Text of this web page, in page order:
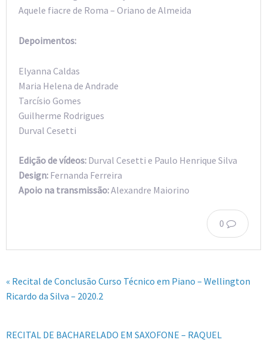
Aquele fiacre de Roma – Oriano de Almeida
Depoimentos:
Elyanna Caldas
Maria Helena de Andrade
Tarcísio Gomes
Guilherme Rodrigues
Durval Cesetti
Edição de vídeos: Durval Cesetti e Paulo Henrique Silva
Design: Fernanda Ferreira
Apoio na transmissão:Alexandre Maiorino
0
« Recital de Conclusão Curso Técnico em Piano – Wellington
Ricardo da Silva – 2020.2
RECITAL DE BACHARELADO EM SAXOFONE – RAQUEL